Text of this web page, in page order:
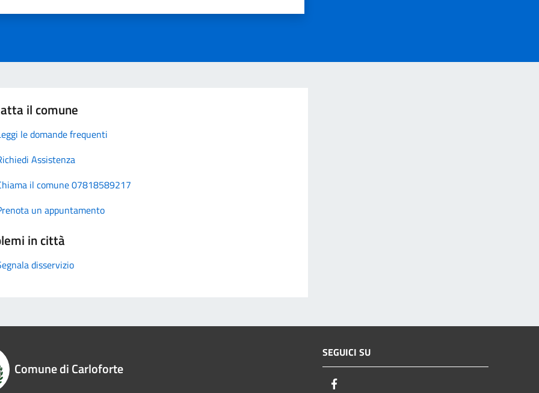
il comune
le domande frequenti
Assistenza
il comune 07818589217
un appuntamento
in città
disservizio
Comune di Carloforte
SEGUICI SU